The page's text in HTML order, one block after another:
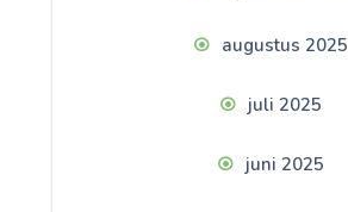
augustus 2025
juli 2025
juni 2025